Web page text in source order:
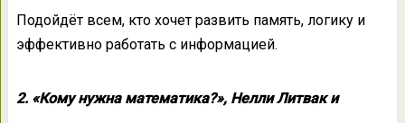
Подойдёт всем, кто хочет развить память, логику и
эффективно работать с информацией.
2. «Кому нужна математика?», Нелли Литвак и